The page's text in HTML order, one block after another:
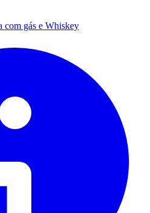
com gás e Whiskey